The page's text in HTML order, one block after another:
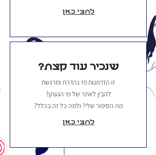
לחצי כאן
שנכיר עוד קצת?
זו הזדמנות פז נהדרת ומרגשת
להבין לאתר של מי הגעתן?
מה הסיפור שלי? ולמה כל זה בכלל?
לחצי כאן